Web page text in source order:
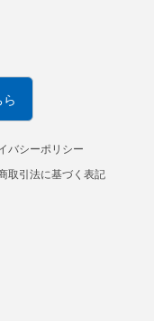
バシーポリシー
取引法に基づく表記